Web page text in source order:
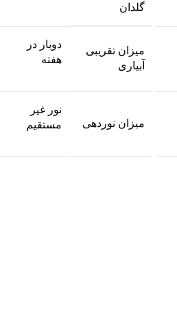
گلدان
میزان تقریبی
آبیاری
دوبار در
هفته
میزان نوردهی
نور غیر
مستقیم